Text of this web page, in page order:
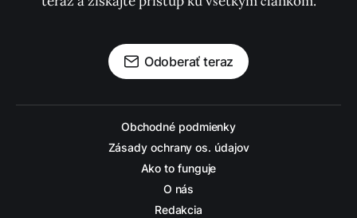
Odoberať teraz
Obchodné podmienky
Zásady ochrany os. údajov
Ako to funguje
O nás
Redakcia